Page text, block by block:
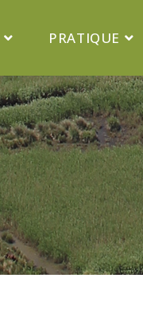
PRATIQUE